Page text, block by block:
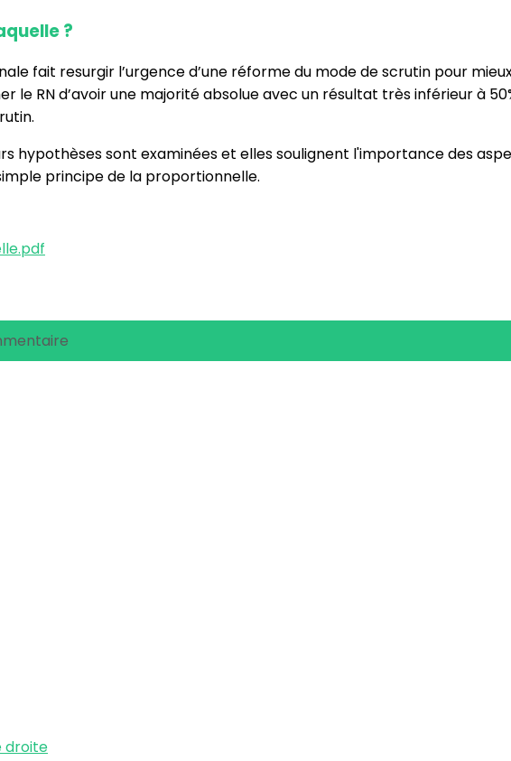
?
fait resurgir l’urgence d’une réforme du mode de scrutin pour
le RN d’avoir une majorité absolue avec un résultat très inférieur à
hypothèses sont examinées et elles soulignent l'importance des
principe de la proportionnelle.